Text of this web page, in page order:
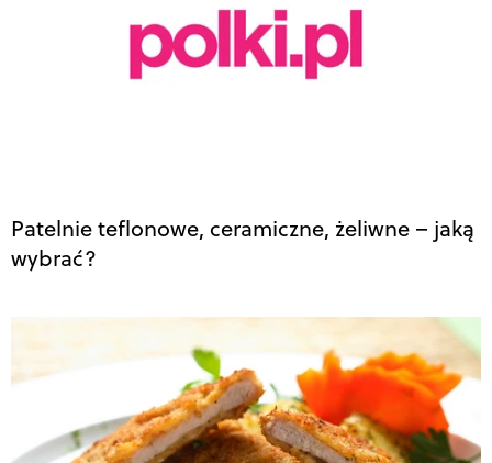
Patelnie teflonowe, ceramiczne, żeliwne – jaką
wybrać?